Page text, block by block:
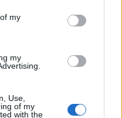
my
my
Use,
of my
with the
Bonus/Malus